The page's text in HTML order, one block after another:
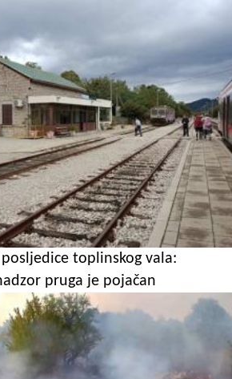
toplinskog vala:
pruga je pojačan